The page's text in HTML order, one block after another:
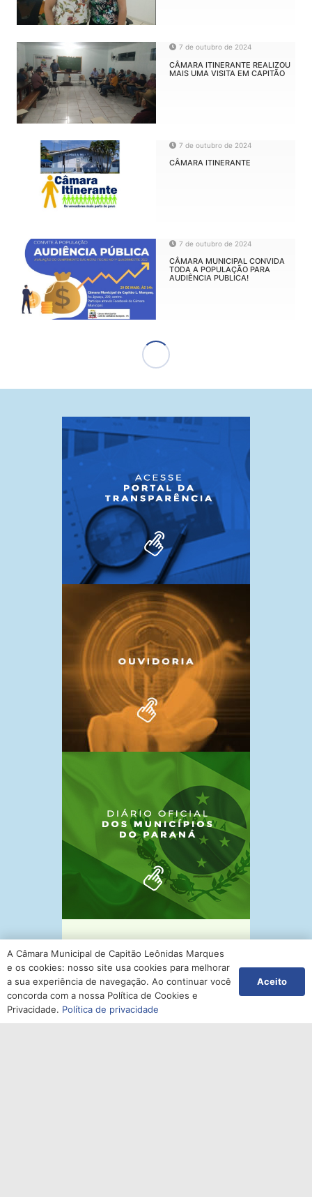
7 de outubro de 2024
CÂMARA ITINERANTE REALIZOU
MAIS UMA VISITA EM CAPITÃO
7 de outubro de 2024
CÂMARA ITINERANTE
7 de outubro de 2024
CÂMARA MUNICIPAL CONVIDA
TODA A POPULAÇÃO PARA
AUDIÊNCIA PUBLICA!
REVIVENDO A HISTORIA DE
7 de outubro de 2024
SESSÃO NA CÂMARA!!
7 de outubro de 2024
AUDIÊNCIA PÚBLICA COM
TRANSMISSÃO AO VIVO PELO
FACEBOOK!!!
7 de outubro de 2024
15 DE MAIO – DIA DO
ASSISTENTE SOCIAL
7 de outubro de 2024
CÂMARA ITINERANTE
7 de outubro de 2024
18 DE MAIO DIA NACIONAL DE
COMBATE AO ABUSO E À
EXPLORAÇÃO SEXUAL DE
CRIANÇAS E A ADOLESCENTE!!
REUNIÃO COM OS ATINGIDOS DO
BAIXO IGUAÇU
A Câmara Municipal de Capitão Leônidas Marques
e os cookies: nosso site usa cookies para melhorar
a sua experiência de navegação. Ao continuar você
concorda com a nossa Política de Cookies e
Privacidade. Política de privacidade
Aceito